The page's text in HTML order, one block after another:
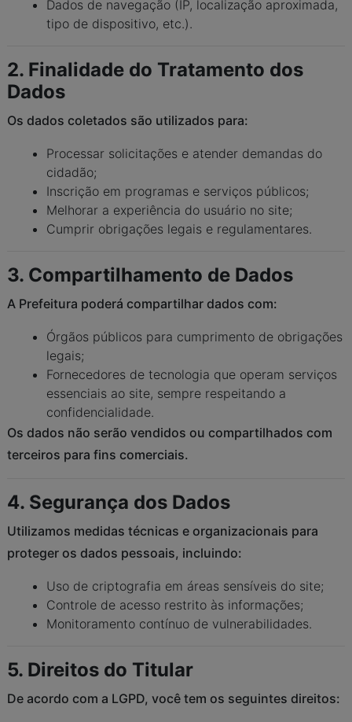
Dados de navegação (IP, localização aproximada,
tipo de dispositivo, etc.).
2. Finalidade do Tratamento dos
Dados
Os dados coletados são utilizados para:
Processar solicitações e atender demandas do
cidadão;
Inscrição em programas e serviços públicos;
Melhorar a experiência do usuário no site;
Cumprir obrigações legais e regulamentares.
3. Compartilhamento de Dados
A Prefeitura poderá compartilhar dados com:
Órgãos públicos para cumprimento de obrigações
legais;
Fornecedores de tecnologia que operam serviços
essenciais ao site, sempre respeitando a
confidencialidade.
Os dados não serão vendidos ou compartilhados com
terceiros para fins comerciais.
4. Segurança dos Dados
Utilizamos medidas técnicas e organizacionais para
proteger os dados pessoais, incluindo:
Uso de criptografia em áreas sensíveis do site;
Controle de acesso restrito às informações;
Monitoramento contínuo de vulnerabilidades.
5. Direitos do Titular
De acordo com a LGPD, você tem os seguintes direitos: